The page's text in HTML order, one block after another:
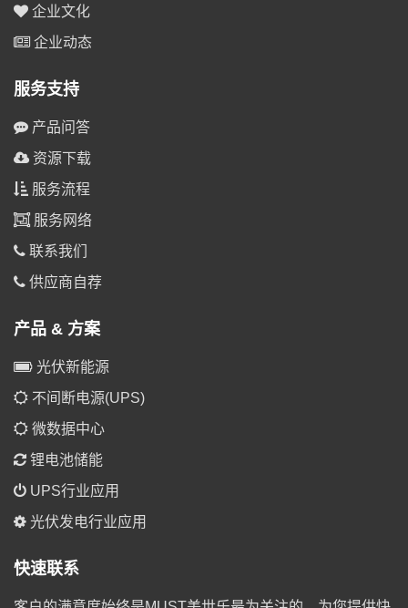
企业文化
企业动态
服务支持
产品问答
资源下载
服务流程
服务网络
联系我们
供应商自荐
产品 & 方案
光伏新能源
不间断电源(UPS)
微数据中心
锂电池储能
UPS行业应用
光伏发电行业应用
快速联系